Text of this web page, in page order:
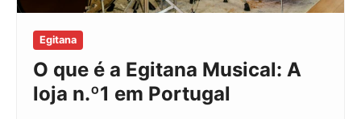
Egitana
O que é a Egitana Musical: A
loja n.º1 em Portugal